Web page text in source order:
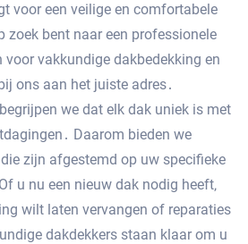
voor een veilige en comfortabele
zoek bent naar een professionele
voor vakkundige dakbedekking en
ons aan het juiste adres․
we dat elk dak uniek is met
Daarom bieden we
zijn afgestemd op uw specifieke
u nu een nieuw dak nodig heeft‚
wilt laten vervangen of reparaties
dakdekkers staan klaar om u